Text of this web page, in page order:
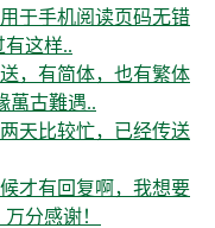
于手机阅读页码无错
这样..
，有简体，也有繁体
萬古難遇..
天比较忙，已经传送
才有回复啊，我想要
分感谢！